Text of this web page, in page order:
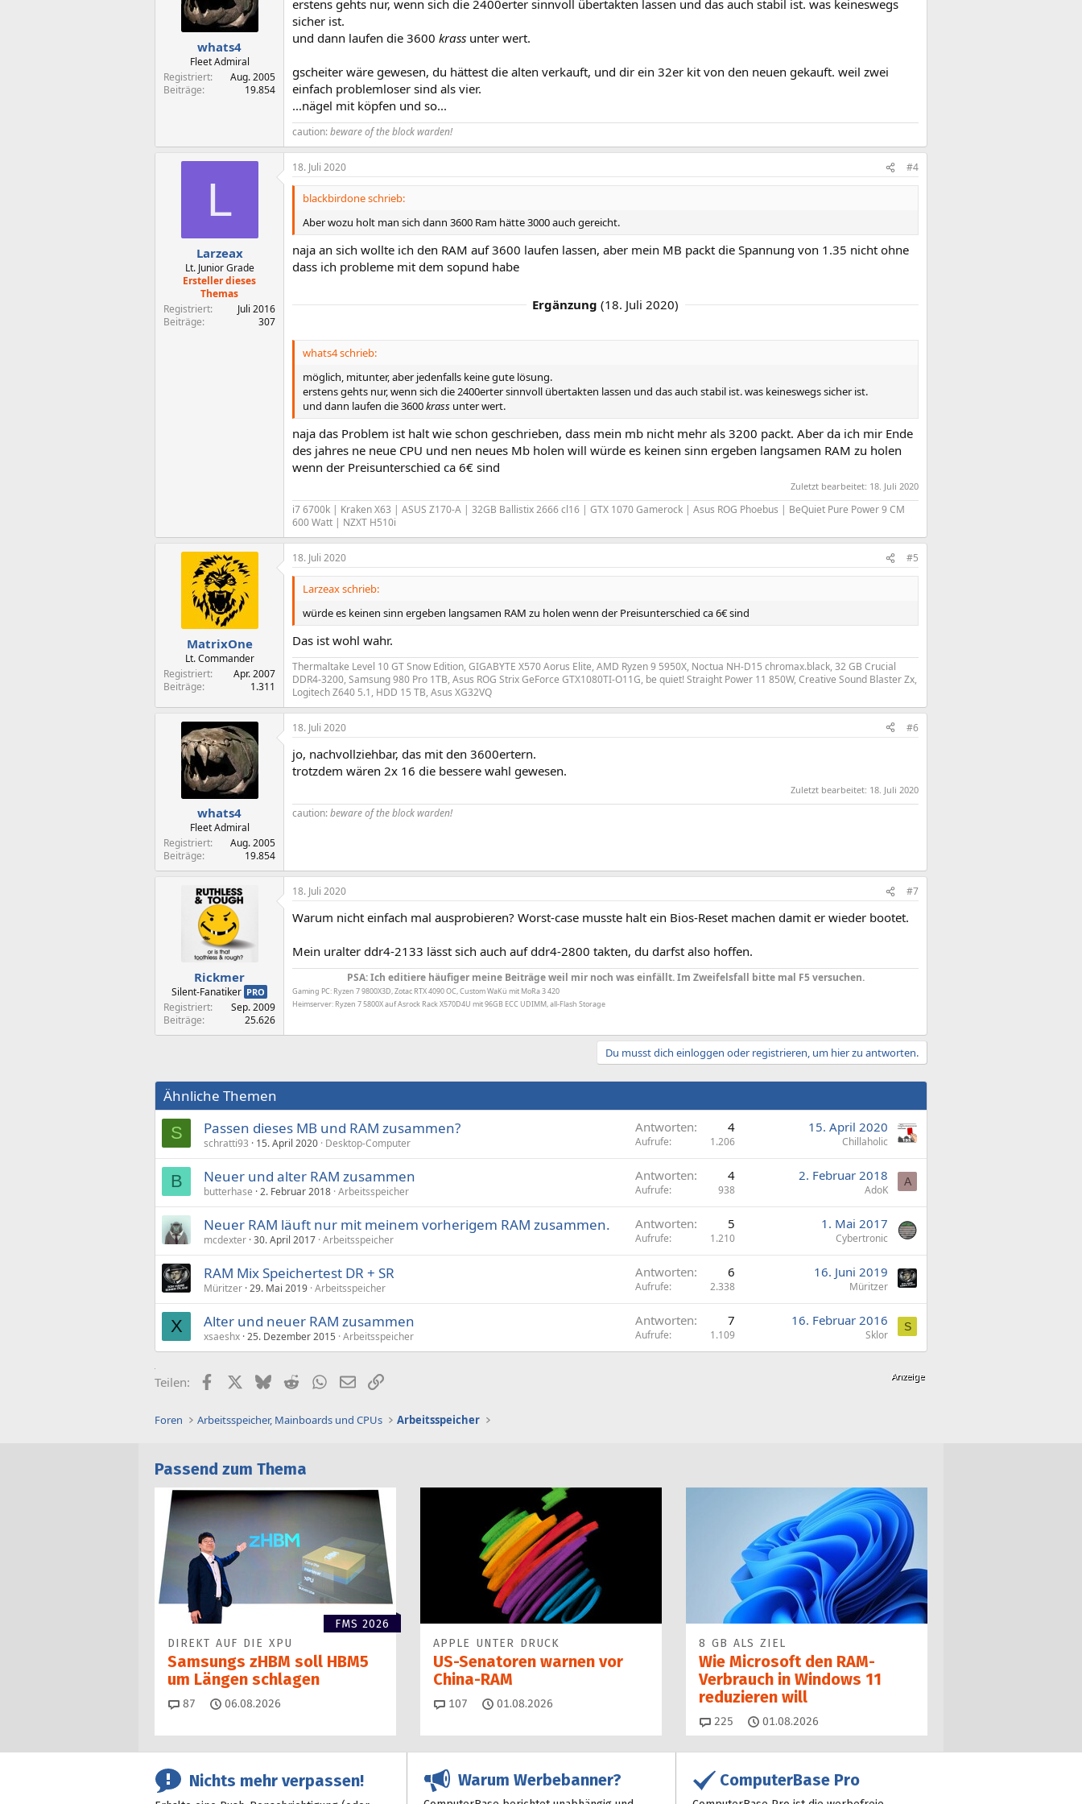
whats4
Fleet Admiral
Registriert
Aug. 2005
Beiträge
19.854
erstens gehts nur, wenn sich die 2400erter sinnvoll übertakten lassen und das auch stabil ist. was keineswegs
sicher ist.
und dann laufen die 3600 krass unter wert.
gscheiter wäre gewesen, du hättest die alten verkauft, und dir ein 32er kit von den neuen gekauft. weil zwei
einfach problemloser sind als vier.
...nägel mit köpfen und so...
caution:beware of the block warden!
L
Larzeax
Lt. Junior Grade
Ersteller dieses
Themas
Registriert
Juli 2016
Beiträge
307
18. Juli 2020 #4
blackbirdone schrieb:
Aber wozu holt man sich dann 3600 Ram hätte 3000 auch gereicht.
naja an sich wollte ich den RAM auf 3600 laufen lassen, aber mein MB packt die Spannung von 1.35 nicht ohne
dass ich probleme mit dem sopund habe
Ergänzung (18. Juli 2020)
whats4 schrieb:
möglich, mitunter, aber jedenfalls keine gute lösung.
erstens gehts nur, wenn sich die 2400erter sinnvoll übertakten lassen und das auch stabil ist. was keineswegs sicher ist.
und dann laufen die 3600krass unter wert.
naja das Problem ist halt wie schon geschrieben, dass mein mb nicht mehr als 3200 packt. Aber da ich mir Ende
des jahres ne neue CPU und nen neues Mb holen will würde es keinen sinn ergeben langsamen RAM zu holen
wenn der Preisunterschied ca 6€ sind
Zuletzt bearbeitet: 18. Juli 2020
i7 6700k | Kraken X63 | ASUS Z170-A | 32GB Ballistix 2666 cl16 | GTX 1070 Gamerock | Asus ROG Phoebus | BeQuiet Pure Power 9 CM
600 Watt | NZXT H510i
MatrixOne
Lt. Commander
Registriert
Apr. 2007
Beiträge
1.311
18. Juli 2020 #5
Larzeax schrieb:
würde es keinen sinn ergeben langsamen RAM zu holen wenn der Preisunterschied ca 6€ sind
Das ist wohl wahr.
Thermaltake Level 10 GT Snow Edition, GIGABYTE X570 Aorus Elite, AMD Ryzen 9 5950X, Noctua NH-D15 chromax.black, 32 GB Crucial
DDR4-3200, Samsung 980 Pro 1TB, Asus ROG Strix GeForce GTX1080TI-O11G, be quiet! Straight Power 11 850W, Creative Sound Blaster Zx,
Logitech Z640 5.1, HDD 15 TB, Asus XG32VQ
whats4
Fleet Admiral
Registriert
Aug. 2005
Beiträge
19.854
18. Juli 2020 #6
jo, nachvollziehbar, das mit den 3600ertern.
trotzdem wären 2x 16 die bessere wahl gewesen.
Zuletzt bearbeitet: 18. Juli 2020
caution:beware of the block warden!
Rickmer
Silent-Fanatiker PRO
Registriert
Sep. 2009
Beiträge
25.626
18. Juli 2020 #7
Warum nicht einfach mal ausprobieren? Worst-case musste halt ein Bios-Reset machen damit er wieder bootet.
Mein uralter ddr4-2133 lässt sich auch auf ddr4-2800 takten, du darfst also hoffen.
PSA: Ich editiere häufiger meine Beiträge weil mir noch was einfällt. Im Zweifelsfall bitte mal F5 versuchen.
Gaming PC: Ryzen 7 9800X3D, Zotac RTX 4090 OC, Custom WaKü mit MoRa 3 420
Heimserver: Ryzen 7 5800X auf Asrock Rack X570D4U mit 96GB ECC UDIMM, all-Flash Storage
Du musst dich einloggen oder registrieren, um hier zu antworten.
Ähnliche Themen
S Passen dieses MB und RAM zusammen?
schratti93 15. April 2020 Desktop-Computer
Antworten 4
Aufrufe 1.206
15. April 2020
Chillaholic
B Neuer und alter RAM zusammen
butterhase 2. Februar 2018 Arbeitsspeicher
Antworten 4
Aufrufe 938
2. Februar 2018
AdoK
A
Neuer RAM läuft nur mit meinem vorherigem RAM zusammen.
mcdexter 30. April 2017 Arbeitsspeicher
Antworten 5
Aufrufe 1.210
1. Mai 2017
Cybertronic
RAM Mix Speichertest DR + SR
Müritzer 29. Mai 2019 Arbeitsspeicher
Antworten 6
Aufrufe 2.338
16. Juni 2019
Müritzer
X Alter und neuer RAM zusammen
xsaeshx 25. Dezember 2015 Arbeitsspeicher
Antworten 7
Aufrufe 1.109
16. Februar 2016
Sklor
S
Teilen: FacebookX (Twitter)
BlueskyRedditWhatsApp
E-MailLink
Foren Arbeitsspeicher, Mainboards und CPUs Arbeitsspeicher
Passend zum Thema
FMS 2026
DIREKT AUF DIE XPU
Samsungs zHBM soll HBM5
um Längen schlagen
87 Kommentare
06.08.2026
APPLE UNTER DRUCK
US-Senatoren warnen vor
China-RAM
107 Kommentare
01.08.2026
8 GB ALS ZIEL
Wie Microsoft den RAM-
Verbrauch in Windows 11
reduzieren will
225 Kommentare
01.08.2026
Nichts mehr verpassen! Warum Werbebanner? ComputerBase Pro